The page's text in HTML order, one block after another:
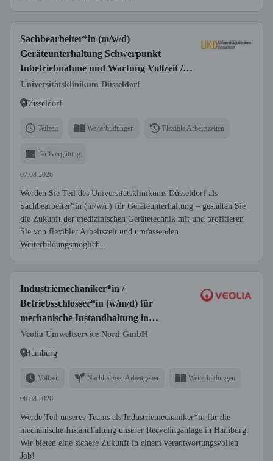
Sachbearbeiter*in (m/w/d)
Geräteunterhaltung Schwerpunkt
Inbetriebnahme und Wartung Vollzeit /
Teilzeit
Universitätsklinikum Düsseldorf
Düsseldorf
Teilzeit Weiterbildungen Flexible Arbeitszeiten
Tarifvergütung
07.08.2026
Werden Sie Teil des Universitätsklinikums Düsseldorf als
Sachbearbeiter*in (m/w/d) für Geräteunterhaltung – gestalten Sie
die Zukunft der medizinischen Gerätetechnik mit und profitieren
Sie von flexibler Arbeitszeit und umfassenden
Weiterbildungsmöglich...
Industriemechaniker*in /
Betriebsschlosser*in (w/m/d) für
mechanische Instandhaltung in
Recyclinganlage
Veolia Umweltservice Nord GmbH
Hamburg
Vollzeit Nachhaltiger Arbeitgeber Weiterbildungen
06.08.2026
Werde Teil unseres Teams als Industriemechaniker*in für die
mechanische Instandhaltung unserer Recyclinganlage in Hamburg.
Wir bieten eine sichere Zukunft in einem verantwortungsvollen
Job!